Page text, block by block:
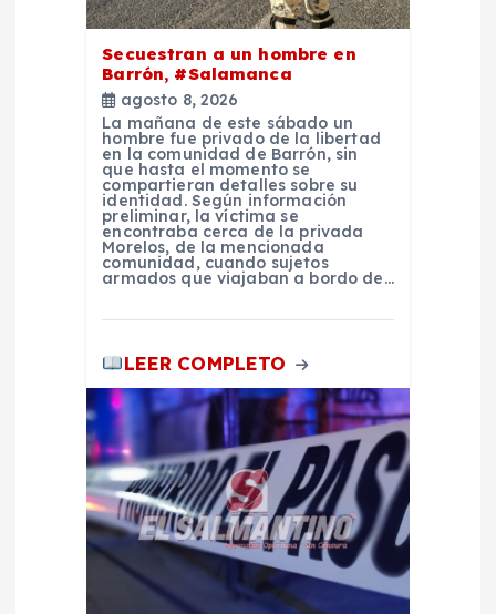
Secuestran a un hombre en
Barrón, #Salamanca
agosto 8, 2026
La mañana de este sábado un
hombre fue privado de la libertad
en la comunidad de Barrón, sin
que hasta el momento se
compartieran detalles sobre su
identidad. Según información
preliminar, la víctima se
encontraba cerca de la privada
Morelos, de la mencionada
comunidad, cuando sujetos
armados que viajaban a bordo de…
LEER COMPLETO